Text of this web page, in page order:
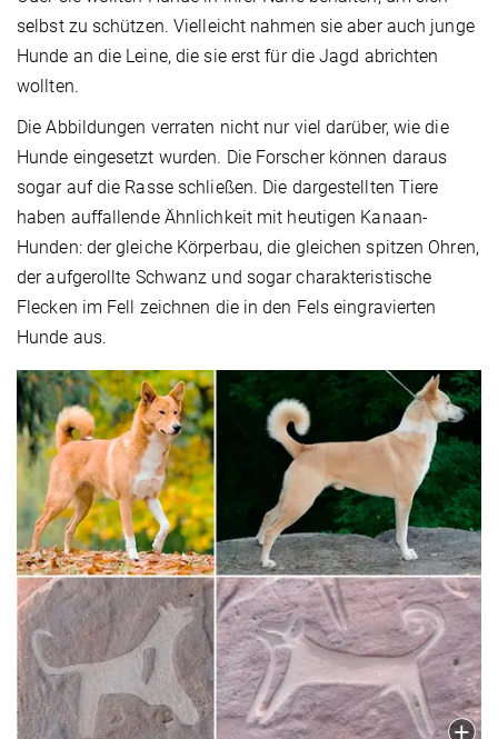
selbst zu schützen. Vielleicht nahmen sie aber auch junge
Hunde an die Leine, die sie erst für die Jagd abrichten
wollten.
Die Abbildungen verraten nicht nur viel darüber, wie die
Hunde eingesetzt wurden. Die Forscher können daraus
sogar auf die Rasse schließen. Die dargestellten Tiere
haben auffallende Ähnlichkeit mit heutigen Kanaan-
Hunden: der gleiche Körperbau, die gleichen spitzen Ohren,
der aufgerollte Schwanz und sogar charakteristische
Flecken im Fell zeichnen die in den Fels eingravierten
Hunde aus.